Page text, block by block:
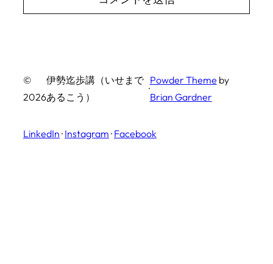
©
2026
伊勢迄歩講（いせまで
あるこう）
·
Powder Theme by
Brian Gardner
LinkedIn · Instagram · Facebook